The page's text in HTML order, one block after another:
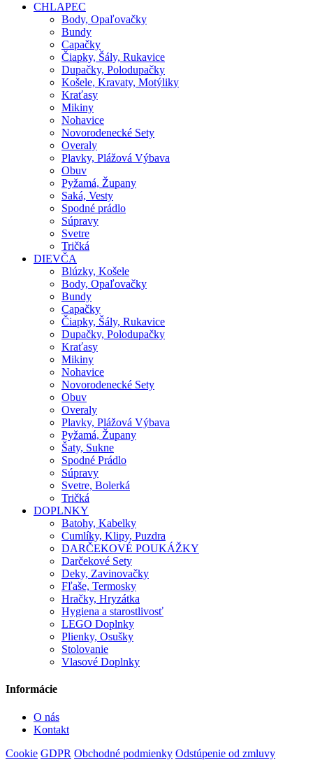
CHLAPEC
Body, Opaľovačky
Bundy
Capačky
Čiapky, Šály, Rukavice
Dupačky, Polodupačky
Košele, Kravaty, Motýliky
Kraťasy
Mikiny
Nohavice
Novorodenecké Sety
Overaly
Plavky, Plážová Výbava
Obuv
Pyžamá, Župany
Saká, Vesty
Spodné prádlo
Súpravy
Svetre
Tričká
DIEVČA
Blúzky, Košele
Body, Opaľovačky
Bundy
Capačky
Čiapky, Šály, Rukavice
Dupačky, Polodupačky
Kraťasy
Mikiny
Nohavice
Novorodenecké Sety
Obuv
Overaly
Plavky, Plážová Výbava
Pyžamá, Župany
Šaty, Sukne
Spodné Prádlo
Súpravy
Svetre, Bolerká
Tričká
DOPLNKY
Batohy, Kabelky
Cumlíky, Klipy, Puzdra
DARČEKOVÉ POUKÁŽKY
Darčekové Sety
Deky, Zavinovačky
Fľaše, Termosky
Hračky, Hryzátka
Hygiena a starostlivosť
LEGO Doplnky
Plienky, Osušky
Stolovanie
Vlasové Doplnky
Informácie
O nás
Kontakt
Cookie GDPR Obchodné podmienky Odstúpenie od zmluvy